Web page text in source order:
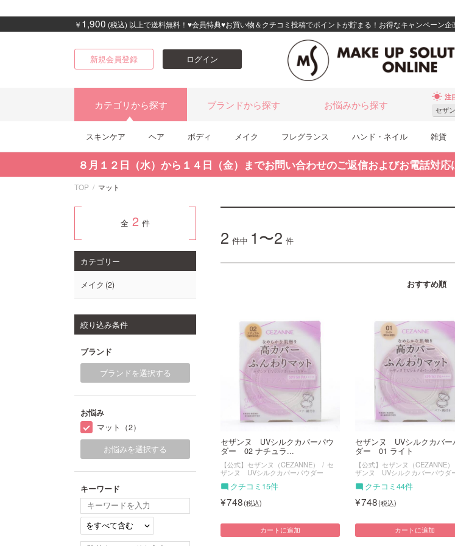
￥ 1,900 (税込) 以上で送料無料！♥会員特典♥お買い物＆クチコミ投稿でポイントが貯まる！お得なキャンペーン企
新規会員登録 ログイン
カテゴリから探す ブランドから探す お悩みから探す
wb_sunny 注
セザ
スキンケア ヘア ボディ メイク フレグランス ハンド・ネイル 雑貨
８月１２日（水）から１４日（金）までお問い合わせのご返信およびお電話対
TOP マット
2 件中 1〜2 件
おすすめ順
セザンヌ UVシルクカバーパウ
ダー 02 ナチュラ...
【公式】セザンヌ（CEZANNE）
セ
ザンヌ UVシルクカバーパウダー
クチコミ15件
748
カートに追加
セザンヌ UVシルクカバー
ダー 01 ライト
【公式】セザンヌ（CEZANNE）
ザンヌ UVシルクカバーパウダ
クチコミ44件
748
カートに追加
全 2 件
カテゴリー
メイク 2
絞り込み条件
ブランド
ブランドを選択する
お悩み
マット（2）
お悩みを選択する
キーワード